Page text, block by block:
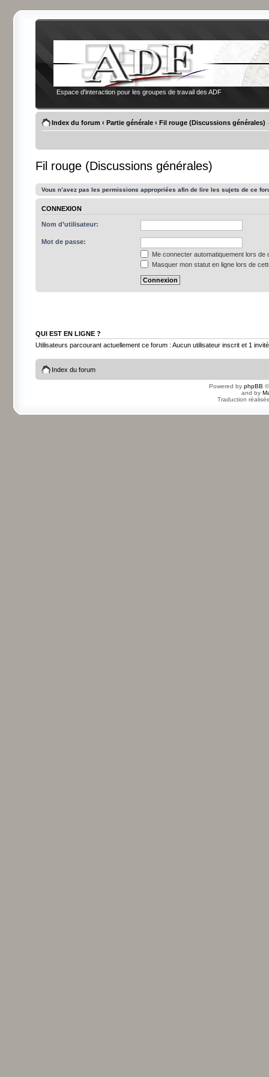
Espace d'interaction pour les groupes de travail des ADF
Index du forum ‹ Partie générale ‹ Fil rouge (Discussions générales)
Fil rouge (Discussions générales)
Vous n’avez pas les permissions appropriées afin de lire les sujets de ce
CONNEXION
Nom d’utilisateur:
Mot de passe:
Me connecter automatiquement lors de
Masquer mon statut en ligne lors de
QUI EST EN LIGNE ?
Utilisateurs parcourant actuellement ce forum : Aucun utilisateur inscrit et 1 invité
Index du forum
Powered by phpBB
and by
Traduction